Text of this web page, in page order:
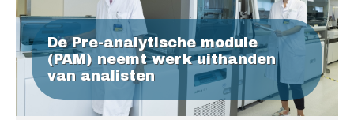
De Pre-analytische module
(PAM) neemt werk uithanden
van analisten